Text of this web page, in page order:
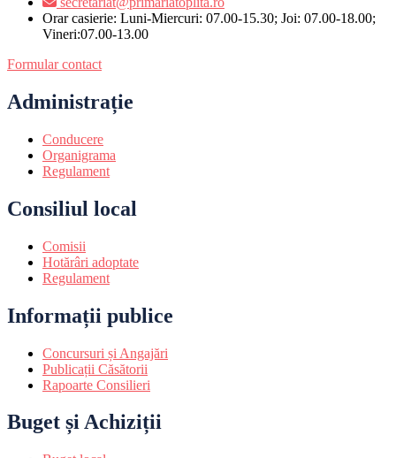
Orar casierie: Luni-Miercuri: 07.00-15.30; Joi: 07.00-18.00;
Vineri:07.00-13.00
Formular contact
Administrație
Conducere
Organigrama
Regulament
Consiliul local
Comisii
Hotărâri adoptate
Regulament
Informații publice
Concursuri și Angajări
Publicații Căsătorii
Rapoarte Consilieri
Buget și Achiziții